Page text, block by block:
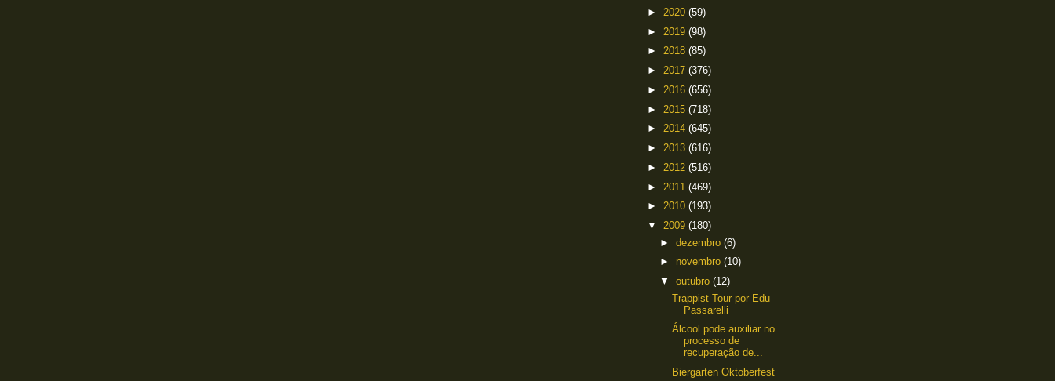
► 2020 (59)
► 2019 (98)
► 2018 (85)
► 2017 (376)
► 2016 (656)
► 2015 (718)
► 2014 (645)
► 2013 (616)
► 2012 (516)
► 2011 (469)
► 2010 (193)
▼ 2009 (180)
► dezembro (6)
► novembro (10)
▼ outubro (12)
Trappist Tour por Edu
Passarelli
Álcool pode auxiliar no
processo de
recuperação de...
Biergarten Oktoberfest